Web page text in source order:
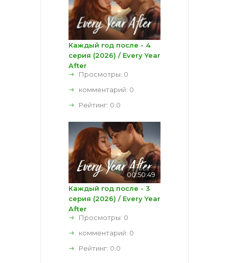
Каждый год после - 4
серия (2026) / Every Year
After
Просмотры: 0
комментарий: 0
Рейтинг: 0.0
00:50:49
Каждый год после - 3
серия (2026) / Every Year
After
Просмотры: 0
комментарий: 0
Рейтинг: 0.0